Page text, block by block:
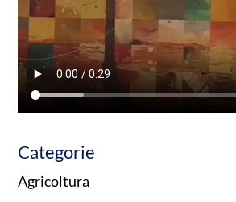
Categorie
Agricoltura